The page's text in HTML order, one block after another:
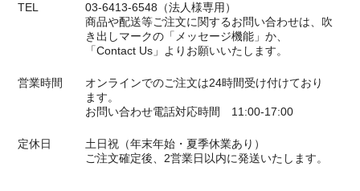
TEL
03-6413-6548（法人様専用）
商品や配送等ご注文に関するお問い合わせは、吹
き出しマークの「メッセージ機能」か、
「Contact Us」よりお願いいたします。
営業時間
オンラインでのご注文は24時間受け付けており
ます。
お問い合わせ電話対応時間 11:00-17:00
定休日
土日祝（年末年始・夏季休業あり）
ご注文確定後、2営業日以内に発送いたします。